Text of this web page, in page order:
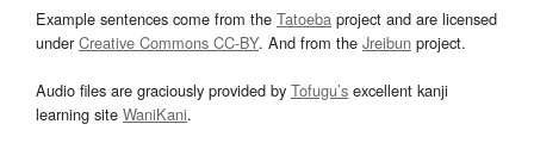
Example sentences come from the Tatoeba project and are licensed
underCreative Commons CC-BY. And from the Jreibun project.
Audio files are graciously provided by Tofugu’s excellent kanji
learning site WaniKani.